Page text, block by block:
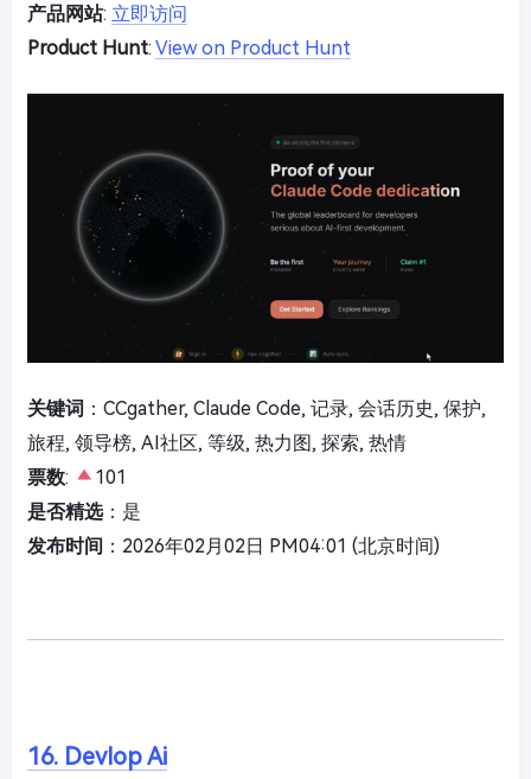
产品网站: 立即访问
Product Hunt: View on Product Hunt
关键词 ：CCgather, Claude Code, 记录, 会话历史, 保护,
旅程, 领导榜, AI社区, 等级, 热力图, 探索, 热情
票数:
101
是否精选：是
发布时间 ：2026年02月02日 PM04:01 (北京时间)
16. Devlop Ai